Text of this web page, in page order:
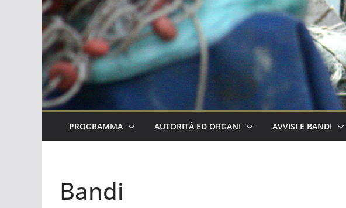
PROGRAMMA AUTORITÀ ED ORGANI AVVISI E BANDI
Bandi